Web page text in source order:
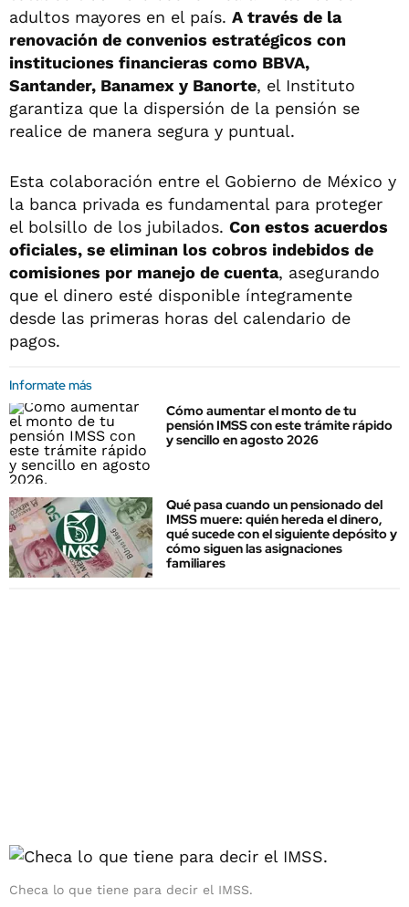
adultos mayores en el país. A través de la
renovación de convenios estratégicos con
instituciones financieras como BBVA,
Santander, Banamex y Banorte, el Instituto
garantiza que la dispersión de la pensión se
realice de manera segura y puntual.
Esta colaboración entre el Gobierno de México y
la banca privada es fundamental para proteger
el bolsillo de los jubilados. Con estos acuerdos
oficiales, se eliminan los cobros indebidos de
comisiones por manejo de cuenta, asegurando
que el dinero esté disponible íntegramente
desde las primeras horas del calendario de
pagos.
Informate más
Cómo aumentar el monto de tu
pensión IMSS con este trámite rápido
y sencillo en agosto 2026
Qué pasa cuando un pensionado del
IMSS muere: quién hereda el dinero,
qué sucede con el siguiente depósito y
cómo siguen las asignaciones
familiares
Checa lo que tiene para decir el IMSS.